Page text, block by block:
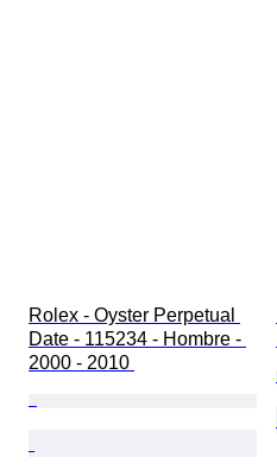
Rolex - Oyster Perpetual
Date - 115234 - Hombre -
2000 - 2010